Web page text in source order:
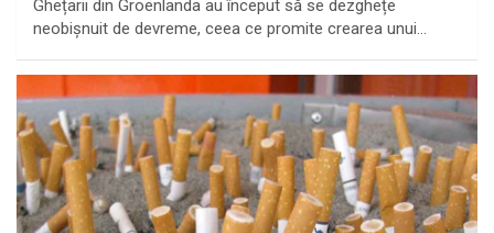
Ghețarii din Groenlanda au început să se dezghețe
neobișnuit de devreme, ceea ce promite crearea unui…